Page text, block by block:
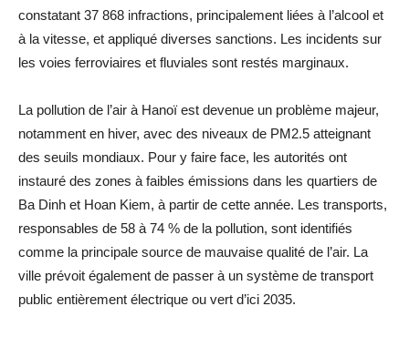
constatant 37 868 infractions, principalement liées à l’alcool et
à la vitesse, et appliqué diverses sanctions. Les incidents sur
les voies ferroviaires et fluviales sont restés marginaux.
La pollution de l’air à Hanoï est devenue un problème majeur,
notamment en hiver, avec des niveaux de PM2.5 atteignant
des seuils mondiaux. Pour y faire face, les autorités ont
instauré des zones à faibles émissions dans les quartiers de
Ba Dinh et Hoan Kiem, à partir de cette année. Les transports,
responsables de 58 à 74 % de la pollution, sont identifiés
comme la principale source de mauvaise qualité de l’air. La
ville prévoit également de passer à un système de transport
public entièrement électrique ou vert d’ici 2035.